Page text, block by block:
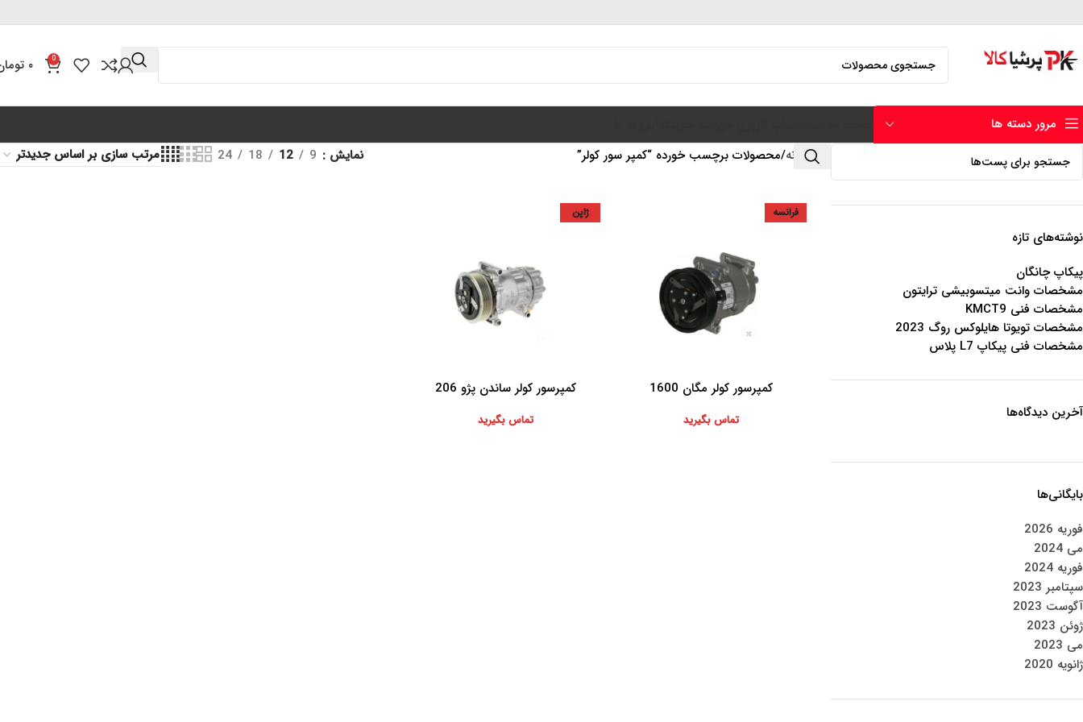
0 ۰
مرور دسته ها
نوشته‌های تازه
پیکاپ چانگان
مشخصات وانت میتسوبیشی ترایتون
مشخصات فنی KMCT9
مشخصات تویوتا هایلوکس روگ 2023
مشخصات فنی پیکاپ L7 پلاس
آخرین دیدگاه‌ها
بایگانی‌ها
فوریه 2026
می 2024
فوریه 2024
سپتامبر 2023
آگوست 2023
ژوئن 2023
می 2023
ژانویه 2020
خانه محصولات برچسب خورده “کمپر سور کولر” نمایش 9
12
18
24
فرانسه
اطلاعات بیشترکمپرسور کولر مگان 1600
تماس بگیرید
ژاپن
اطلاعات بیشتر
کمپرسور کولر ساندن پژو 206
تماس بگیرید